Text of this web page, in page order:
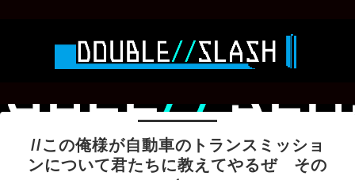
//この俺様が自動車のトランスミッショ
ンについて君たちに教えてやるぜ その